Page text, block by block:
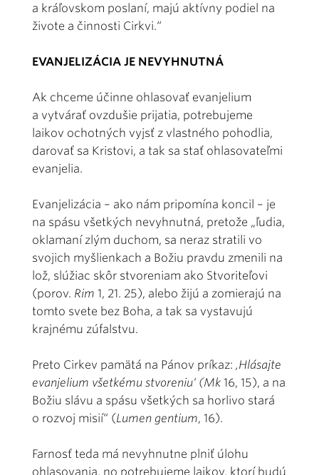
a kráľovskom poslaní, majú aktívny podiel na
živote a činnosti Cirkvi.“
EVANJELIZÁCIA JE NEVYHNUTNÁ
Ak chceme účinne ohlasovať evanjelium
a vytvárať ovzdušie prijatia, potrebujeme
laikov ochotných vyjsť z vlastného pohodlia,
darovať sa Kristovi, a tak sa stať ohlasovateľmi
evanjelia.
Evanjelizácia – ako nám pripomína koncil – je
na spásu všetkých nevyhnutná, pretože „ľudia,
oklamaní zlým duchom, sa neraz stratili vo
svojich myšlienkach a Božiu pravdu zmenili na
lož, slúžiac skôr stvoreniam ako Stvoriteľovi
(porov. Rim 1, 21. 25), alebo žijú a zomierajú na
tomto svete bez Boha, a tak sa vystavujú
krajnému zúfalstvu.
Preto Cirkev pamätá na Pánov príkaz: ,Hlásajte
evanjelium všetkému stvoreniu‘ (Mk 16, 15), a na
Božiu slávu a spásu všetkých sa horlivo stará
o rozvoj misií“ (Lumen gentium, 16).
Farnosť teda má nevyhnutne plniť úlohu
ohlasovania, no potrebujeme laikov, ktorí budú